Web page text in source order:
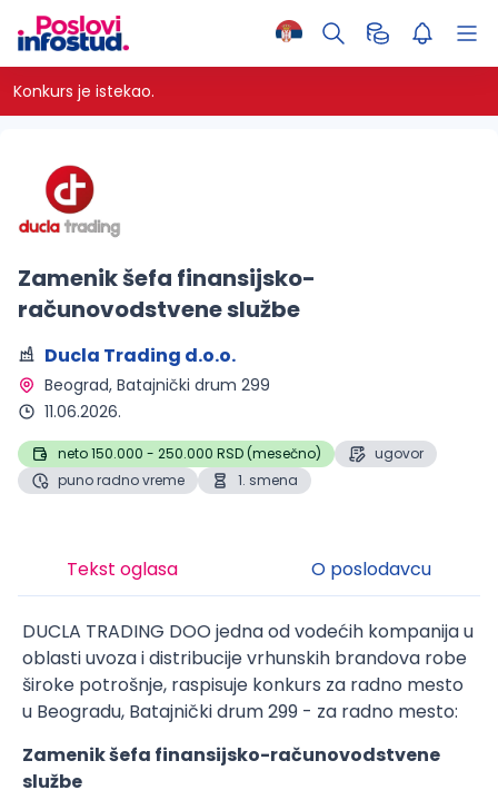
Konkurs je istekao.
Zamenik šefa finansijsko-
računovodstvene službe
Ducla Trading d.o.o.
Beograd, Batajnički drum 299
11.06.2026.
neto 150.000 - 250.000 RSD (mesečno)
ugovor
puno radno vreme
1. smena
Tekst oglasa O poslodavcu
DUCLA TRADING DOO jedna od vodećih kompanija u
oblasti uvoza i distribucije vrhunskih brandova robe
široke potrošnje, raspisuje konkurs za radno mesto
u Beogradu, Batajnički drum 299 - za radno mesto:
Zamenik šefa finansijsko-računovodstvene
službe